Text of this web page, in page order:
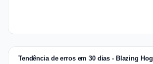
Tendência de erros em 30 dias - Blazing Hog